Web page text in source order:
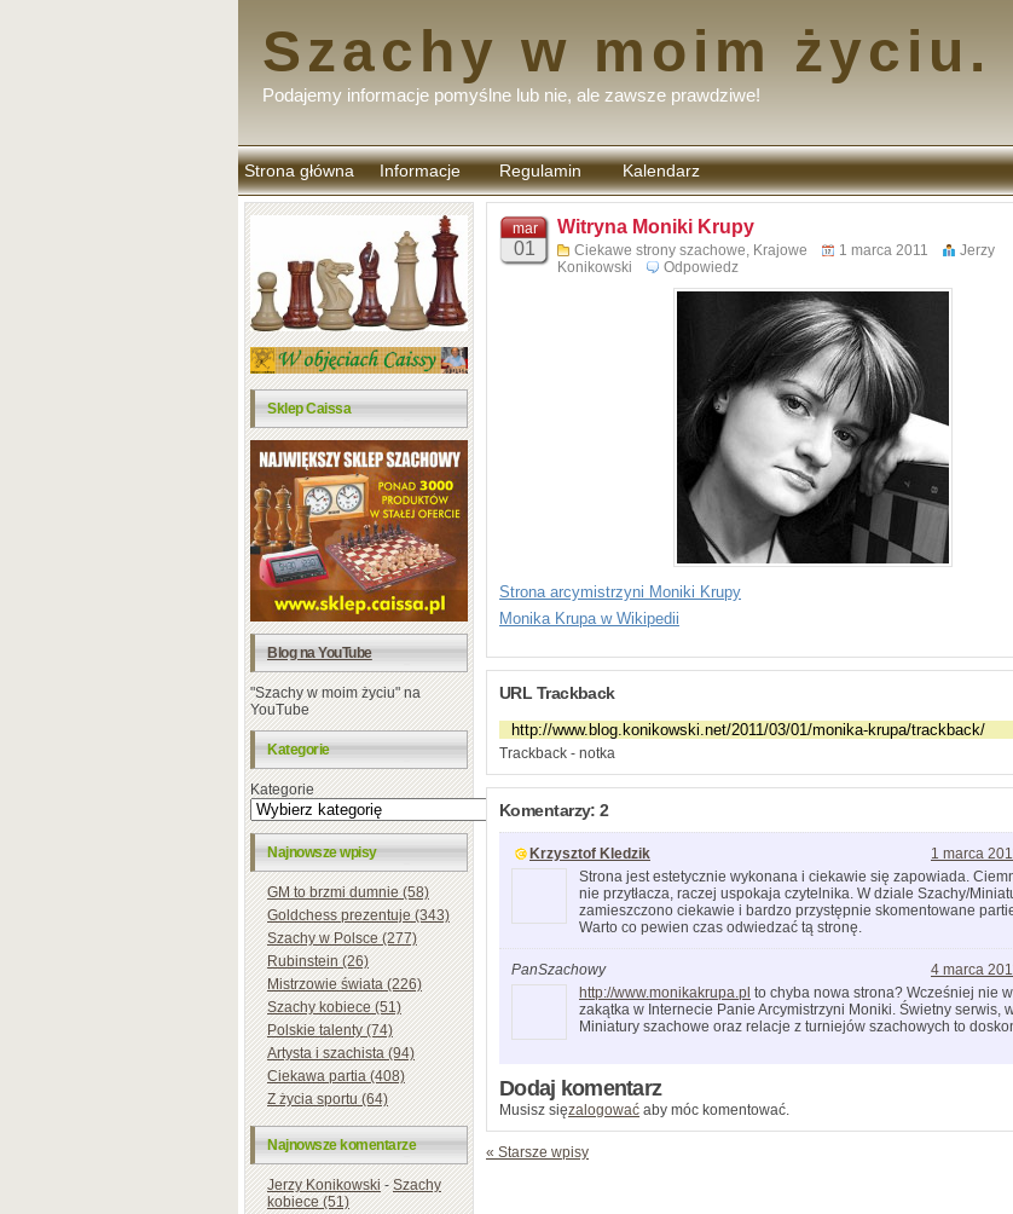
Szachy w moim życiu.
Podajemy informacje pomyślne lub nie, ale zawsze prawdziwe!
Strona główna Informacje Regulamin
komentarzy
Kalendarz
Sklep Caissa
Blog na YouTube
"Szachy w moim życiu" na
YouTube
Kategorie
Kategorie
Najnowsze wpisy
GM to brzmi dumnie (58)
Goldchess prezentuje (343)
Szachy w Polsce (277)
Rubinstein (26)
Mistrzowie świata (226)
Szachy kobiece (51)
Polskie talenty (74)
Artysta i szachista (94)
Ciekawa partia (408)
Z życia sportu (64)
Najnowsze komentarze
Jerzy Konikowski-Szachy
kobiece (51)
mar
01
Witryna Moniki Krupy
Ciekawe strony szachowe, Krajowe 1 marca 2011
Jerzy
Konikowski
Odpowiedz
Strona arcymistrzyni Moniki Krupy
Monika Krupa w Wikipedii
URL Trackback
Trackback - notka
Komentarzy: 2
Krzysztof Kledzik
1 marca
Strona jest estetycznie wykonana i ciekawie się zapowiada.
nie przytłacza, raczej uspokaja czytelnika. W dziale Szachy/
zamieszczono ciekawie i bardzo przystępnie skomentowane
Warto co pewien czas odwiedzać tą stronę.
PanSzachowy
4 marca
http://www.monikakrupa.pl to chyba nowa strona? Wcześniej nie
zakątka w Internecie Panie Arcymistrzyni Moniki. Świetny serwis,
Miniatury szachowe oraz relacje z turniejów szachowych to
Dodaj komentarz
Musisz sięzalogować aby móc komentować.
« Starsze wpisy